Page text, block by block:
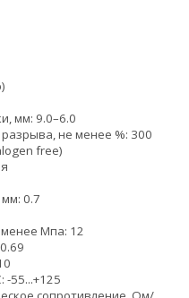
мм: 9.0–6.0
не менее %: 300
free)
0.7
Мпа: 12
-55...+125